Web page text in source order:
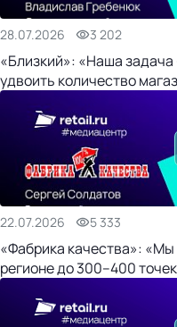
28.07.2026 3 202
«Близкий»: «Наша задача
удвоить количество
22.07.2026 5 333
«Фабрика качества»:
регионе до 300–400